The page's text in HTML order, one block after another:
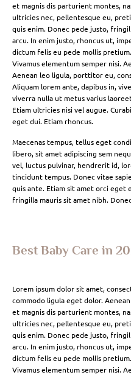
et magnis dis parturient montes,
ultricies nec, pellentesque eu,
quis enim. Donec pede justo,
arcu. In enim justo, rhoncus ut,
dictum felis eu pede mollis
Vivamus elementum semper nisi.
Aenean leo ligula, porttitor eu,
Aliquam lorem ante, dapibus in,
viverra nulla ut metus varius
Etiam ultricies nisi vel augue.
eget dui. Etiam rhoncus.
Maecenas tempus, tellus eget
libero, sit amet adipiscing sem
vel, luctus pulvinar, hendrerit id,
tincidunt tempus. Donec vitae
quis ante. Etiam sit amet orci eget
fringilla mauris sit amet nibh.
Best Baby Care in
Lorem ipsum dolor sit amet,
commodo ligula eget dolor.
et magnis dis parturient montes,
ultricies nec, pellentesque eu,
quis enim. Donec pede justo,
arcu. In enim justo, rhoncus ut,
dictum felis eu pede mollis
Vivamus elementum semper nisi.